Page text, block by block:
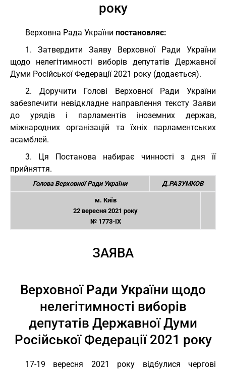
року
Верховна Рада України постановляє:
1. Затвердити Заяву Верховної Ради України
щодо нелегітимності виборів депутатів Державної
Думи Російської Федерації 2021 року (додається).
2. Доручити Голові Верховної Ради України
забезпечити невідкладне направлення тексту Заяви
до урядів і парламентів іноземних держав,
міжнародних організацій та їхніх парламентських
асамблей.
3. Ця Постанова набирає чинності з дня її
прийняття.
Голова Верховної Ради України Д.РАЗУМКОВ
м. Київ
22 вересня 2021 року
№ 1773-IX
ЗАЯВА
Верховної Ради України щодо
нелегітимності виборів
депутатів Державної Думи
Російської Федерації 2021 року
17-19 вересня 2021 року відбулися чергові